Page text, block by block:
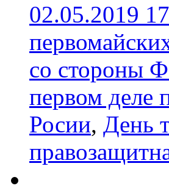
02.05.2019
со стороны
первом деле
Росии, День